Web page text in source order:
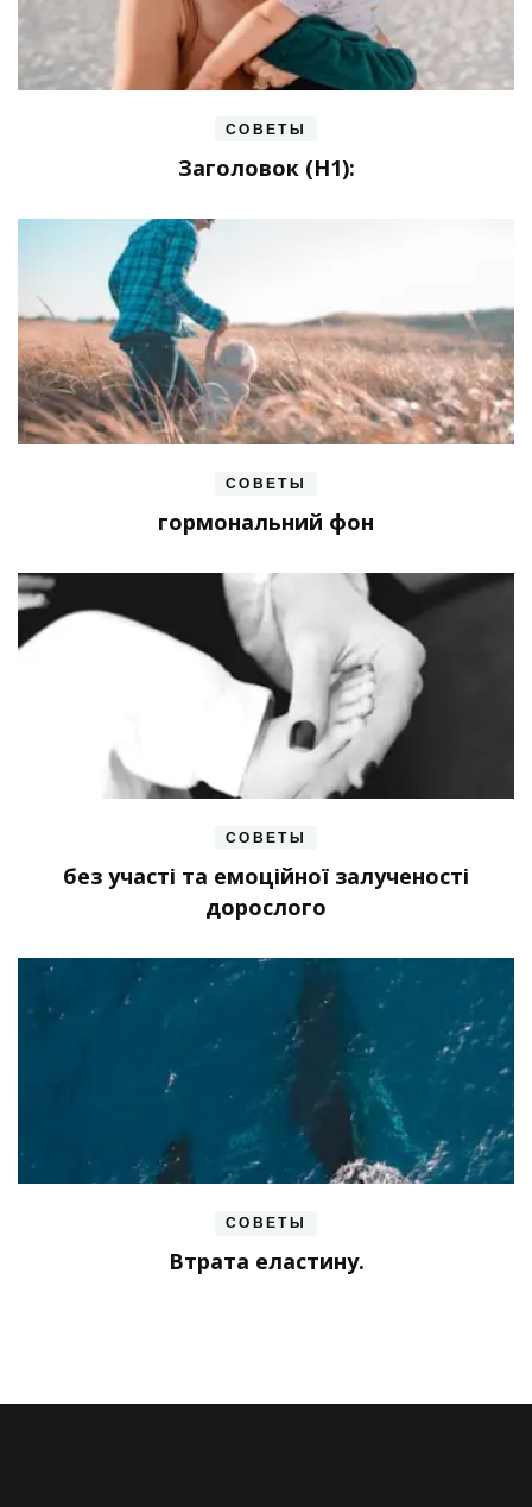
СОВЕТЫ
Заголовок (H1):
СОВЕТЫ
гормональний фон
СОВЕТЫ
без участі та емоційної залученості
дорослого
СОВЕТЫ
Втрата еластину.